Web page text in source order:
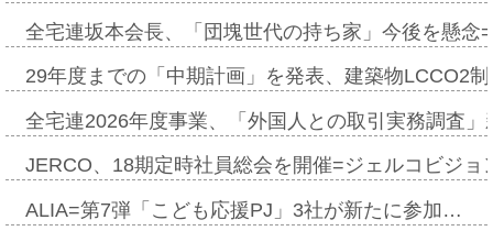
全宅連坂本会長、「団塊世代の持ち家」今後を懸
29年度までの「中期計画」を発表、建築物LCCO2
全宅連2026年度事業、「外国人との取引実務調査
JERCO、18期定時社員総会を開催=ジェルコビジ
ALIA=第7弾「こども応援PJ」3社が新たに参加…